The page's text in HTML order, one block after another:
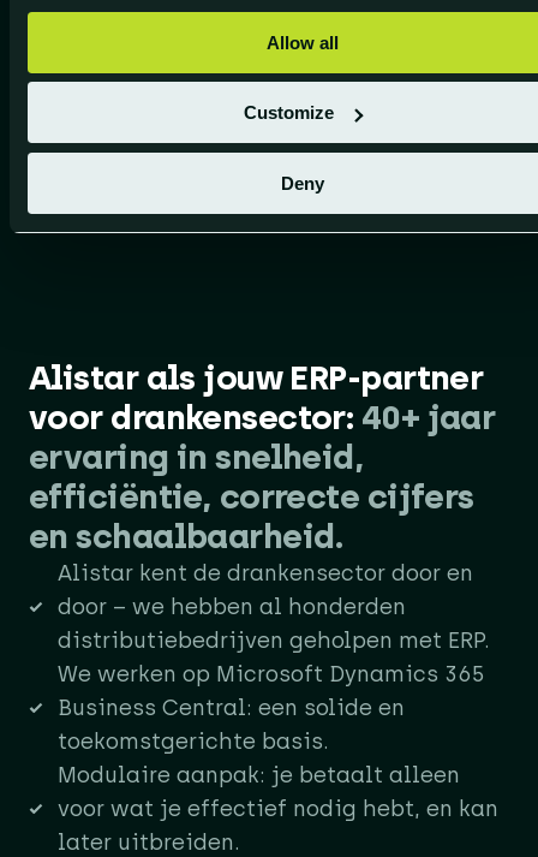
Allow all
Customize
Deny
Alistar als jouw ERP-partner
voor drankensector: 40+ jaar
ervaring in snelheid,
efficiëntie, correcte cijfers
en schaalbaarheid.
Alistar kent de drankensector door en
door – we hebben al honderden
distributiebedrijven geholpen met ERP.
We werken op Microsoft Dynamics 365
Business Central: een solide en
toekomstgerichte basis.
Modulaire aanpak: je betaalt alleen
voor wat je effectief nodig hebt, en kan
later uitbreiden.